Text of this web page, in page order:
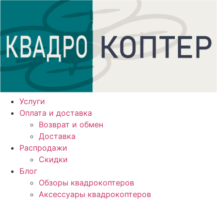
содержимому
Услуги
Оплата и доставка
Возврат и обмен
Доставка
Распродажи
Скидки
Блог
Обзоры квадрокоптеров
Аксессуары квадрокоптеров